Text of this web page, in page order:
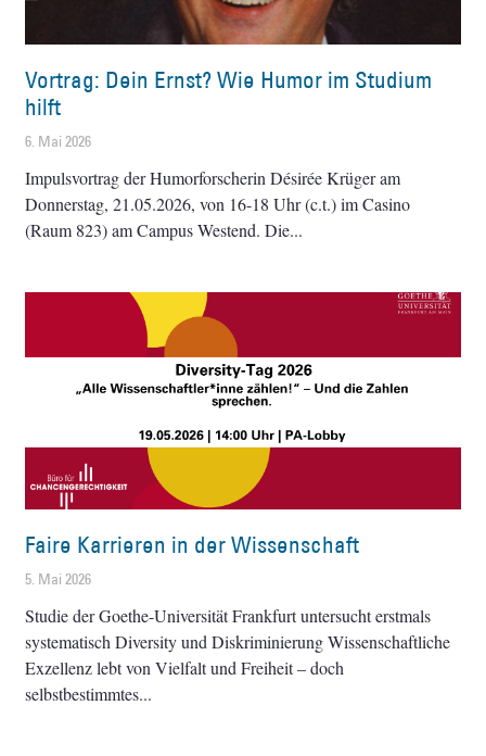
Vortrag: Dein Ernst? Wie Humor im Studium
hilft
6. Mai 2026
Impulsvortrag der Humorforscherin Désirée Krüger am
Donnerstag, 21.05.2026, von 16-18 Uhr (c.t.) im Casino
(Raum 823) am Campus Westend. Die
Faire Karrieren in der Wissenschaft
5. Mai 2026
Studie der Goethe-Universität Frankfurt untersucht erstmals
systematisch Diversity und Diskriminierung Wissenschaftliche
Exzellenz lebt von Vielfalt und Freiheit – doch
selbstbestimmtes